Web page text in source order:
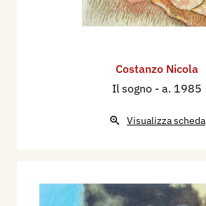
Costanzo Nicola
Il sogno - a. 1985
Visualizza scheda